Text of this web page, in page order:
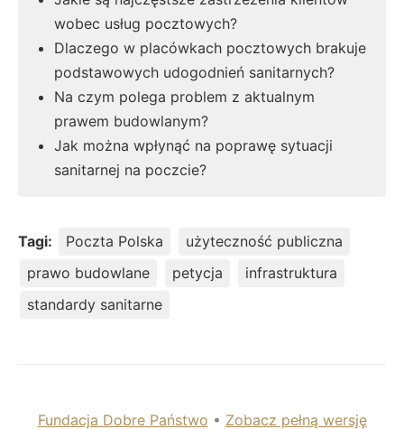
wobec usług pocztowych?
Dlaczego w placówkach pocztowych brakuje
podstawowych udogodnień sanitarnych?
Na czym polega problem z aktualnym
prawem budowlanym?
Jak można wpłynąć na poprawę sytuacji
sanitarnej na poczcie?
Tagi: Poczta Polska
użyteczność publiczna
prawo budowlane
petycja
infrastruktura
standardy sanitarne
Fundacja Dobre Państwo • Zobacz pełną wersję